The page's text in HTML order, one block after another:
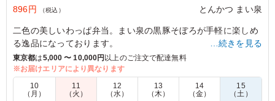
896円
（税込） とんかつ まい泉
二色の美しいわっぱ弁当。まい泉の黒豚そぼろが手軽に楽しめ
る逸品になっております。
※350mlペットボトル茶(サントリー伊右衛門)がメーカー都合
により終売となります。280mlペットボトル茶(サントリー伊右
衛門)に変更となります。
…続きを見る
東京都は5,000 〜 10,000円 以上のご注文で配達無料
※お届けエリアにより異なります
10
（月）
11
（火）
12
（水）
13
（木）
14
（金）
15
（土）